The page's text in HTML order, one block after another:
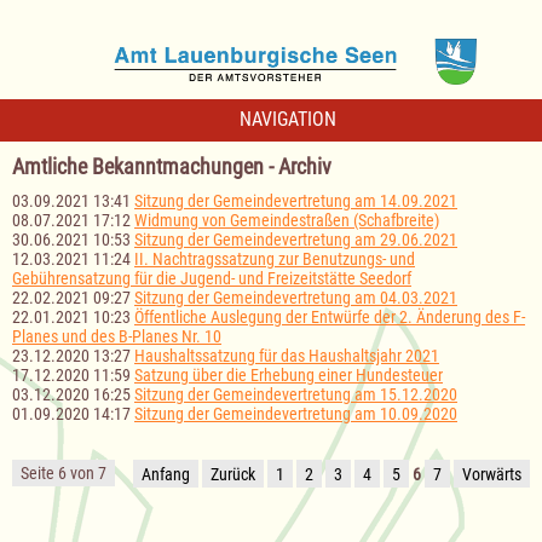
NAVIGATION
Amtliche Bekanntmachungen - Archiv
03.09.2021 13:41 Sitzung der Gemeindevertretung am 14.09.2021
08.07.2021 17:12 Widmung von Gemeindestraßen (Schafbreite)
30.06.2021 10:53 Sitzung der Gemeindevertretung am 29.06.2021
12.03.2021 11:24 II. Nachtragssatzung zur Benutzungs- und
Gebührensatzung für die Jugend- und Freizeitstätte Seedorf
22.02.2021 09:27Sitzung der Gemeindevertretung am 04.03.2021
22.01.2021 10:23 Öffentliche Auslegung der Entwürfe der 2. Änderung des F-
Planes und des B-Planes Nr. 10
23.12.2020 13:27 Haushaltssatzung für das Haushaltsjahr 2021
17.12.2020 11:59 Satzung über die Erhebung einer Hundesteuer
03.12.2020 16:25Sitzung der Gemeindevertretung am 15.12.2020
01.09.2020 14:17Sitzung der Gemeindevertretung am 10.09.2020
Seite 6 von 7 Anfang Zurück 1 2 3 4 5 6 7 Vorwärts